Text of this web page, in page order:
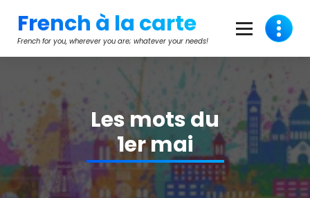
contentFrench à la carte
French for you, wherever you are; whatever your needs!
Les mots du
1er mai